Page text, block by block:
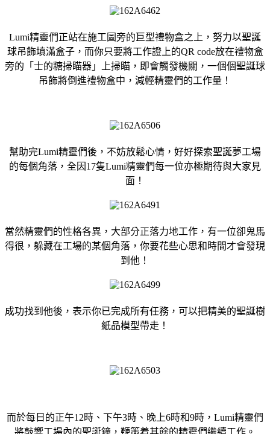
Lumi精靈們正站在施工圖旁的巨型禮物盒之上，努力以聖誕
球吊飾填滿盒子，而你只要將工作證上的QR code放在禮物盒
旁的「士的糖掃瞄器」上掃瞄，即會觸發機關，一個個聖誕球
吊飾將倒進禮物盒中，減輕精靈們的工作量！
幫助完Lumi精靈們後，不妨放鬆心情，好好探索聖誕夢工場
的每個角落，全因17隻Lumi精靈們每一位亦極期待與大家見
面！
當然精靈們的性格各異，大部分正落力地工作，有一位卻鬼馬
得很，躲藏在工場的某個角落，你要花些心思和時間才會發現
到他！
成功找到他後，表示你已完成所有任務，可以把精美的聖誕樹
紙品模型帶走！
而於每日的正午12時、下午3時、晚上6時和9時，Lumi精靈們
將敲響工場內的聖誕鐘，鞭策着其餘的精靈們繼續工作。